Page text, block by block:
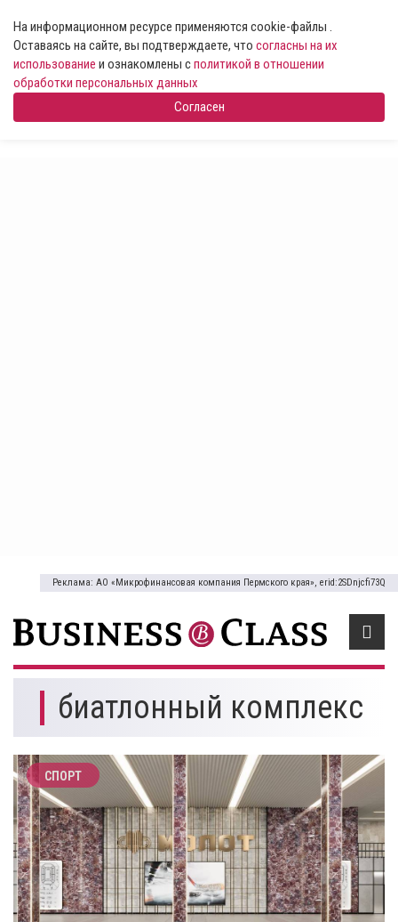
На информационном ресурсе применяются cookie-файлы .
Оставаясь на сайте, вы подтверждаете, что согласны на их
использование и ознакомлены сполитикой в отношении
обработки персональных данных
Согласен
Реклама: АО «Микрофинансовая компания Пермского края», erid:2SDnjcfi73Q
биатлонный комплекс
СПОРТ